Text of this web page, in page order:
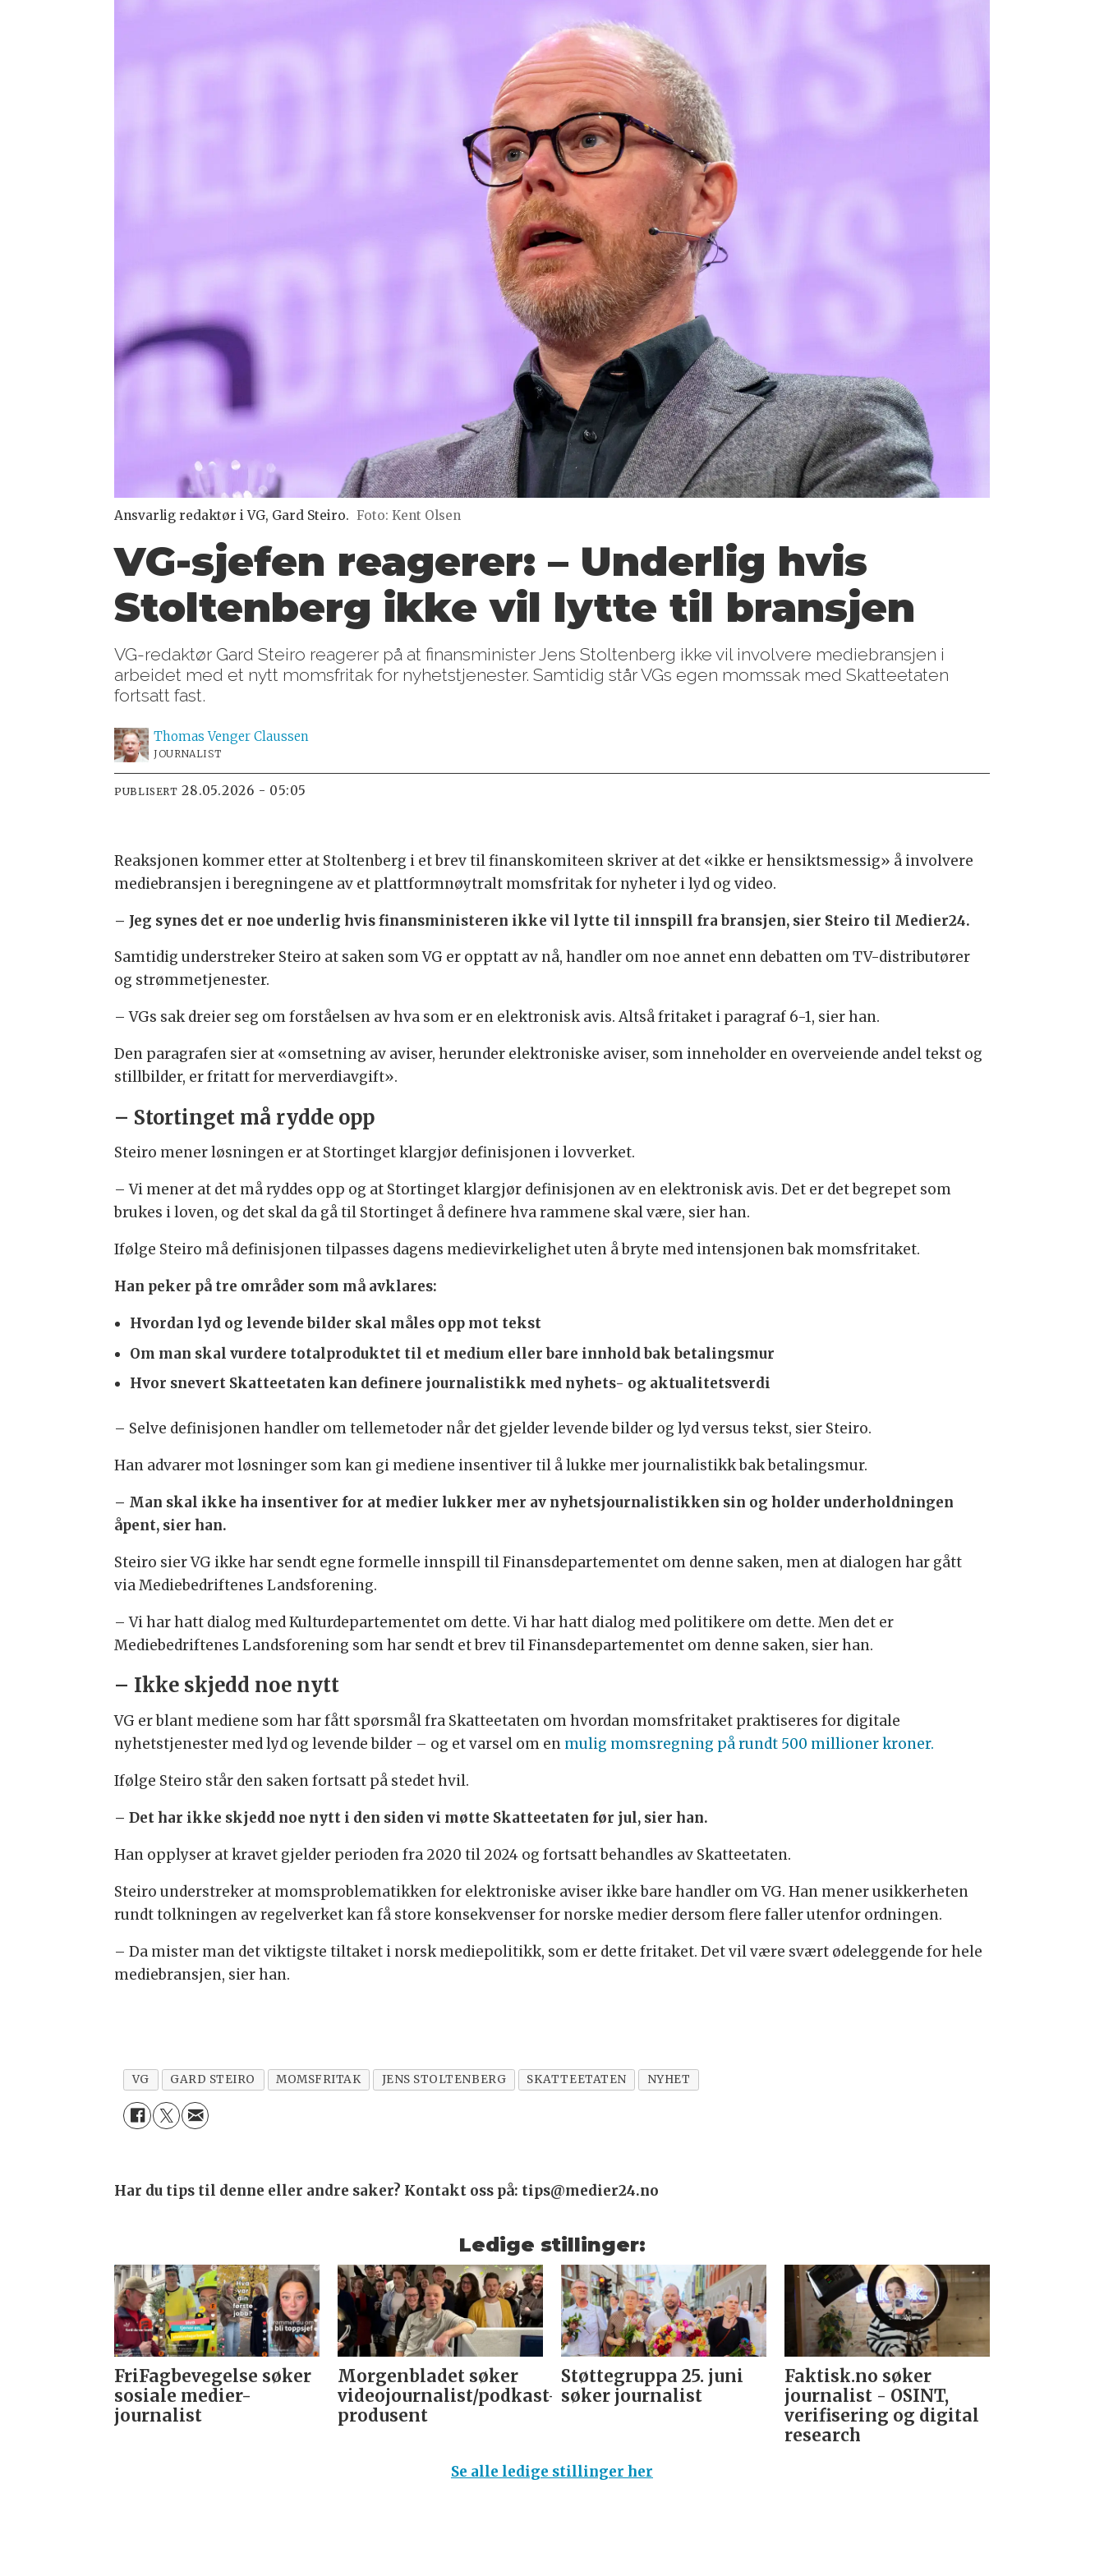
Ansvarlig redaktør i VG, Gard Steiro. Foto: Kent Olsen
VG-sjefen reagerer: – Underlig hvis
Stoltenberg ikke vil lytte til bransjen
VG-redaktør Gard Steiro reagerer på at finansminister Jens Stoltenberg ikke vil involvere mediebransjen i
arbeidet med et nytt momsfritak for nyhetstjenester. Samtidig står VGs egen momssak med Skatteetaten
fortsatt fast.
Thomas Venger Claussen
JOURNALIST
PUBLISERT 28.05.2026 - 05:05
Reaksjonen kommer etter at Stoltenberg i et brev til finanskomiteen skriver at det «ikke er hensiktsmessig» å involvere
mediebransjen i beregningene av et plattformnøytralt momsfritak for nyheter i lyd og video.
– Jeg synes det er noe underlig hvis finansministeren ikke vil lytte til innspill fra bransjen, sier Steiro til Medier24.
Samtidig understreker Steiro at saken som VG er opptatt av nå, handler om noe annet enn debatten om TV-distributører
og strømmetjenester.
– VGs sak dreier seg om forståelsen av hva som er en elektronisk avis. Altså fritaket i paragraf 6-1, sier han.
Den paragrafen sier at «omsetning av aviser, herunder elektroniske aviser, som inneholder en overveiende andel tekst og
stillbilder, er fritatt for merverdiavgift».
– Stortinget må rydde opp
Steiro mener løsningen er at Stortinget klargjør definisjonen i lovverket.
– Vi mener at det må ryddes opp og at Stortinget klargjør definisjonen av en elektronisk avis. Det er det begrepet som
brukes i loven, og det skal da gå til Stortinget å definere hva rammene skal være, sier han.
Ifølge Steiro må definisjonen tilpasses dagens medievirkelighet uten å bryte med intensjonen bak momsfritaket.
Han peker på tre områder som må avklares:
Hvordan lyd og levende bilder skal måles opp mot tekst
Om man skal vurdere totalproduktet til et medium eller bare innhold bak betalingsmur
Hvor snevert Skatteetaten kan definere journalistikk med nyhets- og aktualitetsverdi
– Selve definisjonen handler om tellemetoder når det gjelder levende bilder og lyd versus tekst, sier Steiro.
Han advarer mot løsninger som kan gi mediene insentiver til å lukke mer journalistikk bak betalingsmur.
– Man skal ikke ha insentiver for at medier lukker mer av nyhetsjournalistikken sin og holder underholdningen
åpent, sier han.
Steiro sier VG ikke har sendt egne formelle innspill til Finansdepartementet om denne saken, men at dialogen har gått
via Mediebedriftenes Landsforening.
– Vi har hatt dialog med Kulturdepartementet om dette. Vi har hatt dialog med politikere om dette. Men det er
Mediebedriftenes Landsforening som har sendt et brev til Finansdepartementet om denne saken, sier han.
– Ikke skjedd noe nytt
VG er blant mediene som har fått spørsmål fra Skatteetaten om hvordan momsfritaket praktiseres for digitale
nyhetstjenester med lyd og levende bilder – og et varsel om en mulig momsregning på rundt 500 millioner kroner.
Ifølge Steiro står den saken fortsatt på stedet hvil.
– Det har ikke skjedd noe nytt i den siden vi møtte Skatteetaten før jul, sier han.
Han opplyser at kravet gjelder perioden fra 2020 til 2024 og fortsatt behandles av Skatteetaten.
Steiro understreker at momsproblematikken for elektroniske aviser ikke bare handler om VG. Han mener usikkerheten
rundt tolkningen av regelverket kan få store konsekvenser for norske medier dersom flere faller utenfor ordningen.
– Da mister man det viktigste tiltaket i norsk mediepolitikk, som er dette fritaket. Det vil være svært ødeleggende for hele
mediebransjen, sier han.
VG GARD STEIRO MOMSFRITAK JENS STOLTENBERG SKATTEETATEN NYHET
Har du tips til denne eller andre saker? Kontakt oss på: tips@medier24.no
Ledige stillinger:
FriFagbevegelse søker
sosiale medier-
journalist
Morgenbladet søker
videojournalist/podkast-
produsent
Støttegruppa 25. juni
søker journalist
Faktisk.no søker
journalist - OSINT,
verifisering og digital
research­
Se alle ledige stillinger her